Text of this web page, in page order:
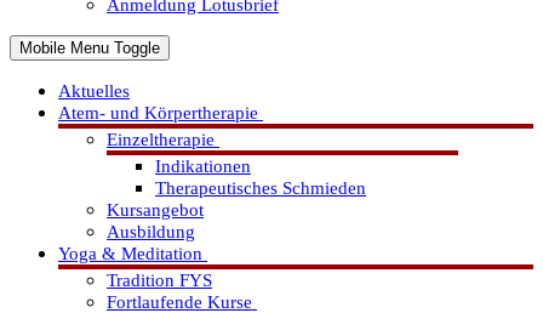
Anmeldung Lotusbrief
Mobile Menu Toggle
Aktuelles
Atem- und Körpertherapie
Einzeltherapie
Indikationen
Therapeutisches Schmieden
Kursangebot
Ausbildung
Yoga & Meditation
Tradition FYS
Fortlaufende Kurse